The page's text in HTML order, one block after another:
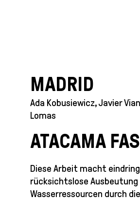
MADRID
Ada Kobusiewicz, Javier
Lomas
ATACAMA
Diese Arbeit macht
rücksichtslose Ausbeutung
Wasserressourcen durch